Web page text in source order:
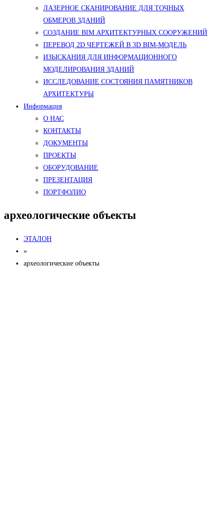
ЛАЗЕРНОЕ СКАНИРОВАНИЕ ДЛЯ ТОЧНЫХ
ОБМЕРОВ ЗДАНИЙ
СОЗДАНИЕ BIM АРХИТЕКТУРНЫХ СООРУЖЕНИЙ
ПЕРЕВОД 2D ЧЕРТЕЖЕЙ В 3D BIM-МОДЕЛЬ
ИЗЫСКАНИЯ ДЛЯ ИНФОРМАЦИОННОГО
МОДЕЛИРОВАНИЯ ЗДАНИЙ
ИССЛЕДОВАНИЕ СОСТОЯНИЯ ПАМЯТНИКОВ
АРХИТЕКТУРЫ
Информация
О НАС
КОНТАКТЫ
ДОКУМЕНТЫ
ПРОЕКТЫ
ОБОРУДОВАНИЕ
ПРЕЗЕНТАЦИЯ
ПОРТФОЛИО
археологические объекты
ЭТАЛОН
»
археологические объекты